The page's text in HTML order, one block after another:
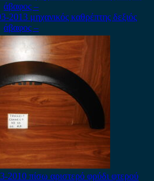
2013 μηχανικός καθρέπτης δεξιός
άβαφος –
2010 πίσω αριστερό φρύδι φτερού